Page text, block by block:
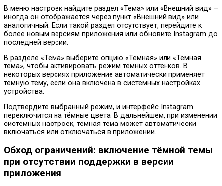
В меню настроек найдите раздел «Тема» или «Внешний вид» –
иногда он отображается через пункт «Внешний вид» или
аналогичный. Если такой раздел отсутствует, перейдите к
более новым версиям приложения или обновите Instagram до
последней версии.
В разделе «Тема» выберите опцию «Темная» или «Тёмная
тема», чтобы активировать режим темных оттенков. В
некоторых версиях приложение автоматически применяет
тёмную тему, если она включена в системных настройках
устройства.
Подтвердите выбранный режим, и интерфейс Instagram
переключится на тёмные цвета. В дальнейшем, при изменении
системных настроек, тёмная тема может автоматически
включаться или отключаться в приложении.
Обход ограничений: включение тёмной темы
при отсутствии поддержки в версии
приложения